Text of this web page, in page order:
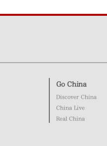
Go China
Discover China
China Live
Real China